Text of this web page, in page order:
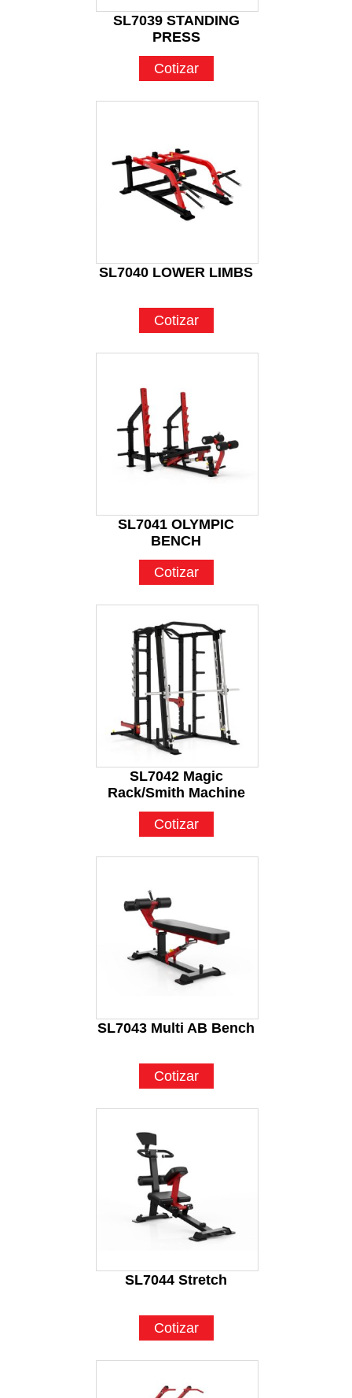
SL7039 STANDING
PRESS
Cotizar
SL7040 LOWER LIMBS
Cotizar
SL7041 OLYMPIC
BENCH
Cotizar
SL7042 Magic
Rack/Smith Machine
Cotizar
SL7043 Multi AB Bench
Cotizar
SL7044 Stretch
Cotizar